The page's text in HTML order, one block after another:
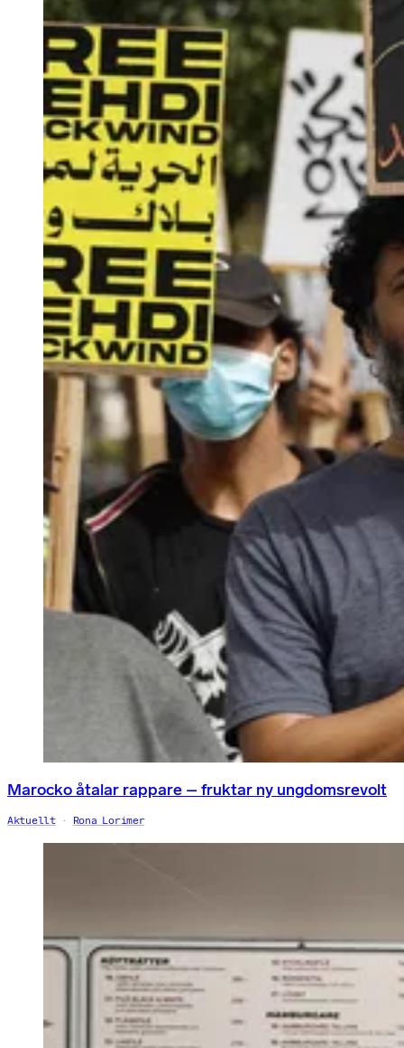
Marocko åtalar rappare – fruktar ny ungdomsrevolt
Aktuellt Rona Lorimer